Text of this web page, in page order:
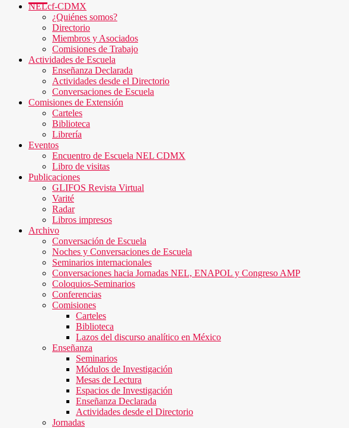
NELcf-CDMX
¿Quiénes somos?
Directorio
Miembros y Asociados
Comisiones de Trabajo
Actividades de Escuela
Enseñanza Declarada
Actividades desde el Directorio
Conversaciones de Escuela
Comisiones de Extensión
Carteles
Biblioteca
Librería
Eventos
Encuentro de Escuela NEL CDMX
Libro de visitas
Publicaciones
GLIFOS Revista Virtual
Varité
Radar
Libros impresos
Archivo
Conversación de Escuela
Noches y Conversaciones de Escuela
Seminarios internacionales
Conversaciones hacia Jornadas NEL, ENAPOL y Congreso AMP
Coloquios-Seminarios
Conferencias
Comisiones
Carteles
Biblioteca
Lazos del discurso analítico en México
Enseñanza
Seminarios
Módulos de Investigación
Mesas de Lectura
Espacios de Investigación
Enseñanza Declarada
Actividades desde el Directorio
Jornadas